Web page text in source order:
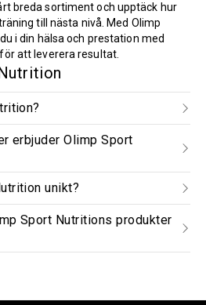
breda sortiment och upptäck hur
till nästa nivå. Med Olimp
i din hälsa och prestation med
att leverera resultat.
erbjuder Olimp Sport
unikt?
Sport Nutritions produkter